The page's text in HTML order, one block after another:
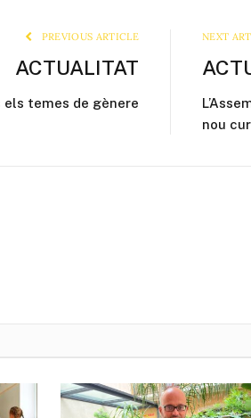
PREVIOUS ARTICLE
ACTUALITAT
temes de gènere
NEXT
nou